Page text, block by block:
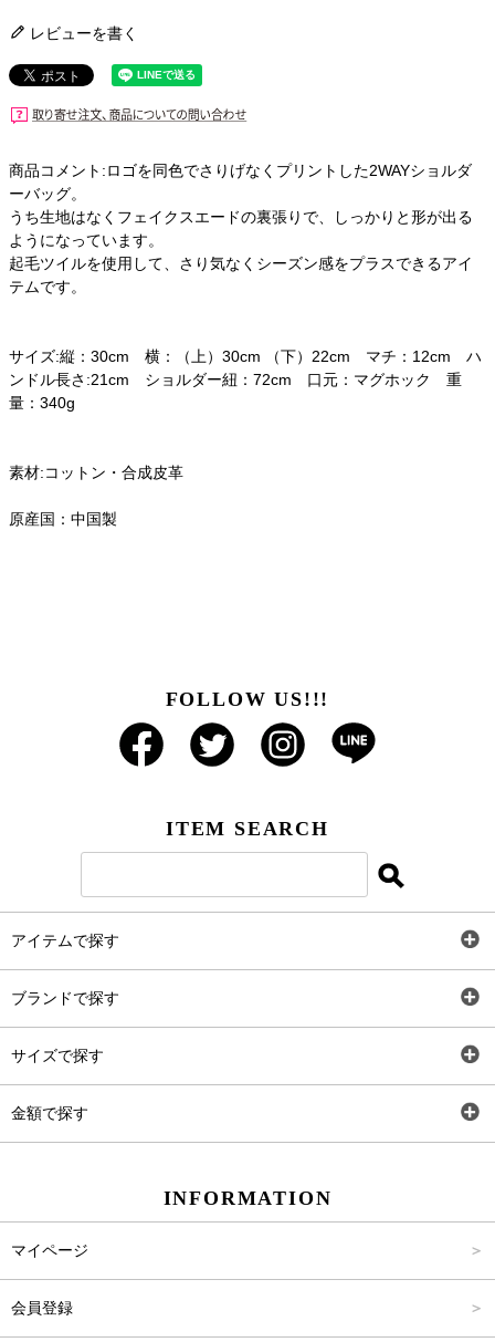
レビューを書く
商品コメント:ロゴを同色でさりげなくプリントした2WAYショルダ
ーバッグ。
うち生地はなくフェイクスエードの裏張りで、しっかりと形が出る
ようになっています。
起毛ツイルを使用して、さり気なくシーズン感をプラスできるアイ
テムです。
サイズ:縦：30cm 横：（上）30cm （下）22cm マチ：12cm ハ
ンドル長さ:21cm ショルダー紐：72cm 口元：マグホック 重
量：340g
素材:コットン・合成皮革
原産国：中国製
FOLLOW US!!!
ITEM SEARCH
アイテムで探す
ブランドで探す
サイズで探す
金額で探す
INFORMATION
マイページ
会員登録